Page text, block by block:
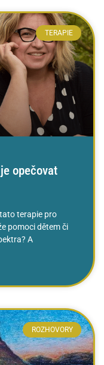
TERAPIE
opečovat
terapie pro
pomoci dětem či
A
ROZHOVORY